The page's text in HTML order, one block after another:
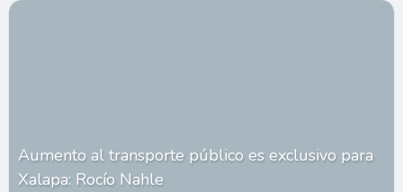
Aumento al transporte público es exclusivo para
Xalapa: Rocío Nahle